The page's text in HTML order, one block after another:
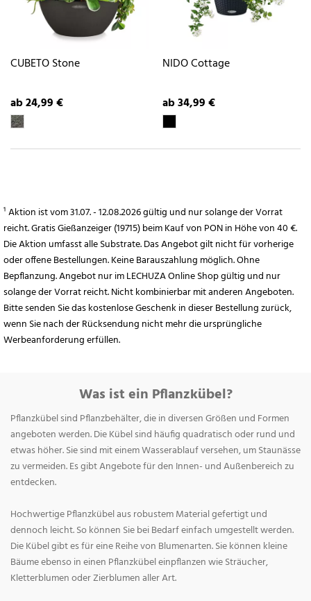
CUBETO Stone
ab 24,99 €
NIDO Cottage
ab 34,99 €
¹ Aktion ist vom 31.07. - 12.08.2026 gültig und nur solange der Vorrat
reicht. Gratis Gießanzeiger (19715) beim Kauf von PON in Höhe von 40 €.
Die Aktion umfasst alle Substrate. Das Angebot gilt nicht für vorherige
oder offene Bestellungen. Keine Barauszahlung möglich. Ohne
Bepflanzung. Angebot nur im LECHUZA Online Shop gültig und nur
solange der Vorrat reicht. Nicht kombinierbar mit anderen Angeboten.
Bitte senden Sie das kostenlose Geschenk in dieser Bestellung zurück,
wenn Sie nach der Rücksendung nicht mehr die ursprüngliche
Werbeanforderung erfüllen.
Was ist ein Pflanzkübel?
Pflanzkübel sind Pflanzbehälter, die in diversen Größen und Formen
angeboten werden. Die Kübel sind häufig quadratisch oder rund und
etwas höher. Sie sind mit einem Wasserablauf versehen, um Staunässe
zu vermeiden. Es gibt Angebote für den Innen- und Außenbereich zu
entdecken.
Hochwertige Pflanzkübel aus robustem Material gefertigt und
dennoch leicht. So können Sie bei Bedarf einfach umgestellt werden.
Die Kübel gibt es für eine Reihe von Blumenarten. Sie können kleine
Bäume ebenso in einen Pflanzkübel einpflanzen wie Sträucher,
Kletterblumen oder Zierblumen aller Art.